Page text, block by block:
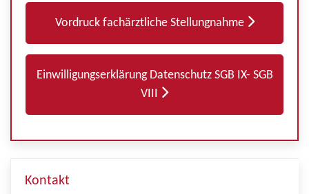
Vordruck fachärztliche Stellungnahme
Einwilligungserklärung Datenschutz SGB IX- SGB
VIII
Kontakt